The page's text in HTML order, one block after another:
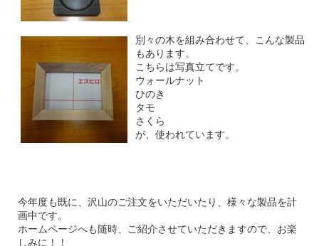
別々の木を組み合わせて、こんな製品
もあります。
こちらは写真立てです。
ウォールナット
ひのき
タモ
さくら
が、使われています。
今年度も既に、沢山のご注文をいただいたり、様々な製品を計
画中です。
ホームページへも随時、ご紹介させていただきますので、お楽
しみに！！